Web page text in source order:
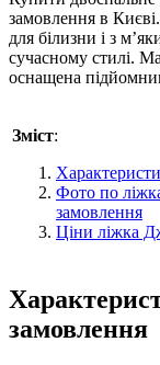
замовлення в
для білизни і з
сучасному стилі.
оснащена
Зміст:
Фото по
замовлення
Ціни ліжка
замовлення